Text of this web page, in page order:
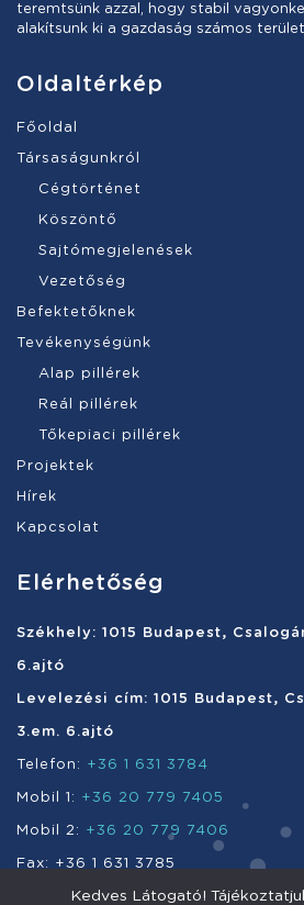
teremtsünk azzal, hogy stabil
alakítsunk ki a gazdaság számos
Oldaltérkép
Főoldal
Társaságunkról
Cégtörténet
Köszöntő
Sajtómegjelenések
Vezetőség
Befektetőknek
Tevékenységünk
Alap pillérek
Reál pillérek
Tőkepiaci pillérek
Projektek
Hírek
Kapcsolat
Elérhetőség
Székhely: 1015 Budapest,
6.ajtó
Levelezési cím: 1015 Budapest,
3.em. 6.ajtó
Telefon: +36 1 631 3784
Mobil 1: +36 20 779 7405
Mobil 2: +36 20 779 7406
Fax: +36 1 631 3785
e-mail:info@enefi.hu
Kedves Látogató!